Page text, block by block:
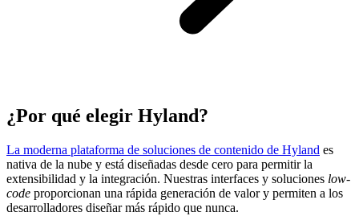
¿Por qué elegir Hyland?
La moderna plataforma de soluciones de contenido de Hyland es
nativa de la nube y está diseñadas desde cero para permitir la
extensibilidad y la integración. Nuestras interfaces y soluciones low-
code proporcionan una rápida generación de valor y permiten a los
desarrolladores diseñar más rápido que nunca.